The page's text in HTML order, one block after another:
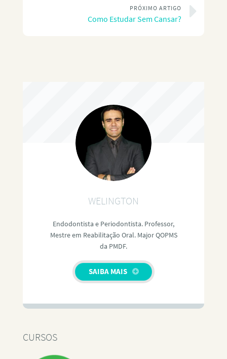
PRÓXIMO ARTIGO
Como Estudar Sem Cansar?
WELINGTON
Endodontista e Periodontista. Professor,
Mestre em Reabilitação Oral. Major QOPMS
da PMDF.
SAIBA MAIS
CURSOS